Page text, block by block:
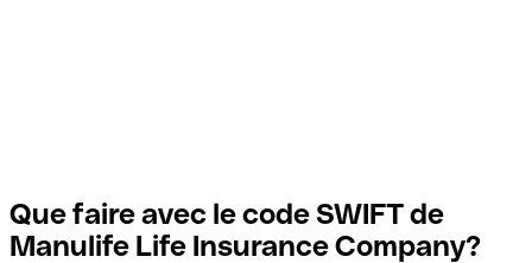
Que faire avec le code SWIFT de
Manulife Life Insurance Company?